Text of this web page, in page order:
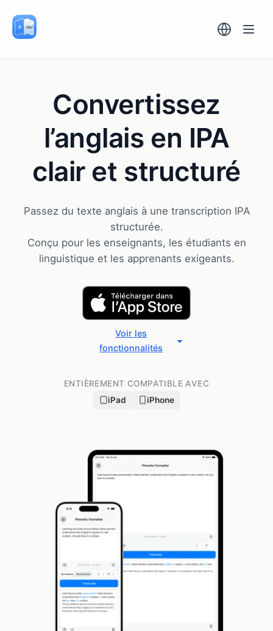
Français
Convertissez
l’anglais en IPA
clair et structuré
Passez du texte anglais à une transcription IPA
structurée.
Conçu pour les enseignants, les étudiants en
linguistique et les apprenants exigeants.
Voir les
fonctionnalités
ENTIÈREMENT COMPATIBLE AVEC
iPad
iPhone